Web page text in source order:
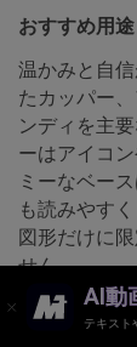
おすすめ用途
温かみと自
たカッパー
ンディを主
ーはアイコ
ミーなベー
も読みやす
図形だけに
せん。
media.ioを
AI動
テキスト